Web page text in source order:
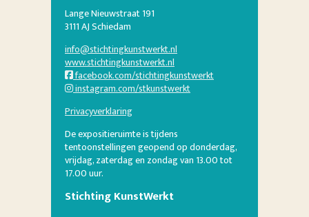
Lange Nieuwstraat 191
3111 AJ Schiedam
info@stichtingkunstwerkt.nl
www.stichtingkunstwerkt.nl
facebook.com/stichtingkunstwerkt
instagram.com/stkunstwerkt
Privacyverklaring
De expositieruimte is tijdens
tentoonstellingen geopend op donderdag,
vrijdag, zaterdag en zondag van 13.00 tot
17.00 uur.
Stichting KunstWerkt